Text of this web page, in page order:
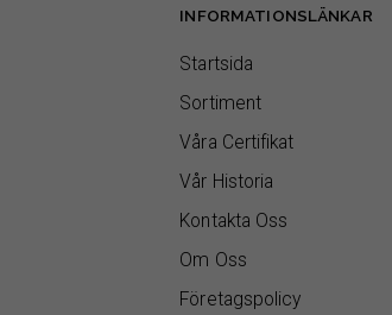
INFORMATIONSLÄNKAR
Startsida
Sortiment
Våra Certifikat
Vår Historia
Kontakta Oss
Om Oss
Företagspolicy